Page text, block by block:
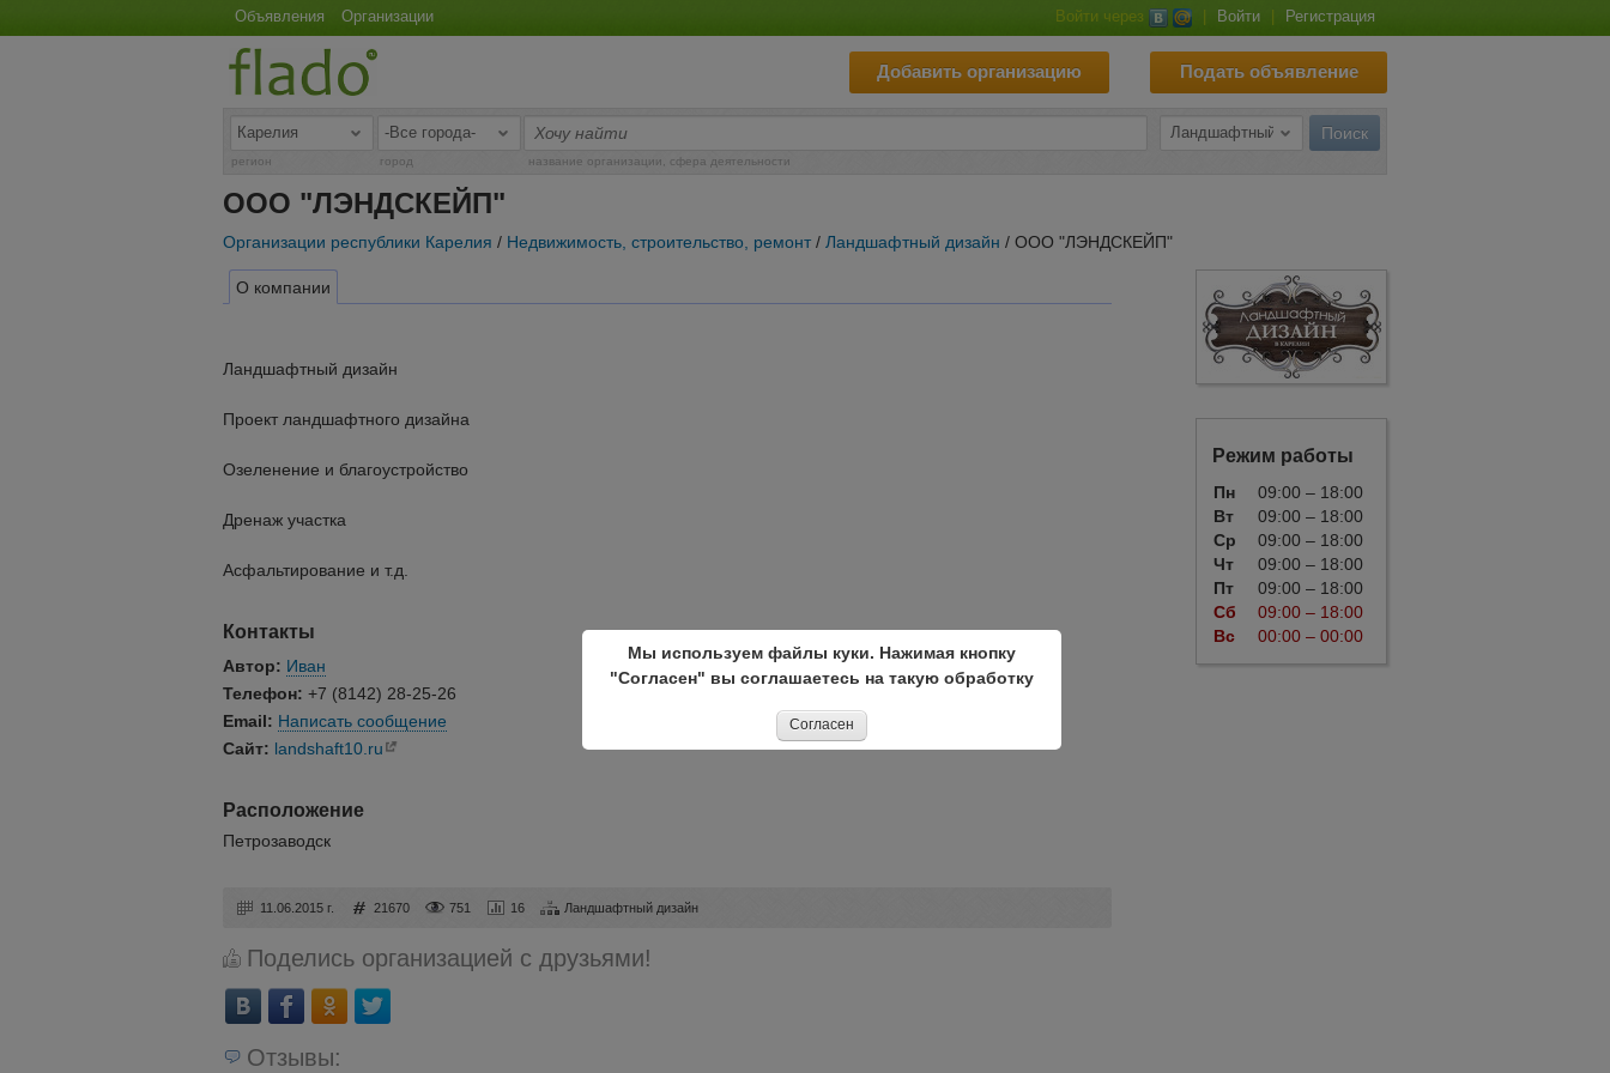
Объявления Организации Войти через Войти Регистрация
Подать объявление
Добавить организацию
регион город название организации, сфера деятельности
ООО "ЛЭНДСКЕЙП"
Организации республики Карелия / Недвижимость, строительство, ремонт / Ландшафтный дизайн / ООО "ЛЭНДСКЕЙП"
Режим работы
Пн
09:00 – 18:00
Вт
09:00 – 18:00
Ср
09:00 – 18:00
Чт
09:00 – 18:00
Пт
09:00 – 18:00
Сб
09:00 – 18:00
Вс
00:00 – 00:00
О компании
Ландшафтный дизайн
Проект ландшафтного дизайна
Озеленение и благоустройство
Дренаж участка
Асфальтирование и т.д.
Контакты
Автор: Иван
Телефон: +7 (8142) 28-25-26
Email: Написать сообщение
Сайт: landshaft10.ru
Расположение
Петрозаводск
11.06.2015 г. 21670 751 16 Ландшафтный дизайн
Поделись организацией с друзьями!
Отзывы:
Мы используем файлы куки. Нажимая кнопку
"Согласен" вы соглашаетесь на такую обработку
Согласен